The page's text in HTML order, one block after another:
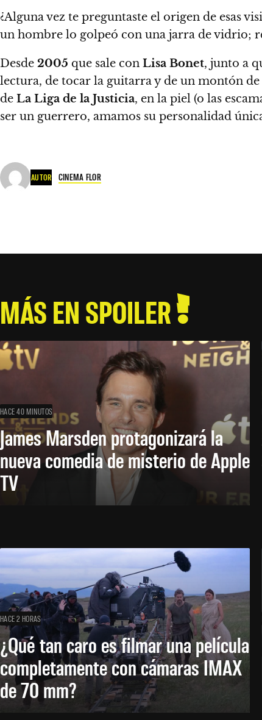
¿Alguna vez te preguntaste el origen de esas
un hombre lo golpeó con una jarra de vidrio;
Desde 2005 que sale con Lisa Bonet, junto a
lectura, de tocar la guitarra y de un montón
de La Liga de la Justicia, en la piel (o las
ser un guerrero, amamos su personalidad
AUTOR CINEMA FLOR
MÁS EN SPOILER
HACE 40 MINUTOS
James Marsden protagonizará la
nueva comedia de misterio de Apple
TV
HACE 2 HORAS
¿Qué tan caro es filmar una película
completamente con cámaras IMAX
de 70 mm?